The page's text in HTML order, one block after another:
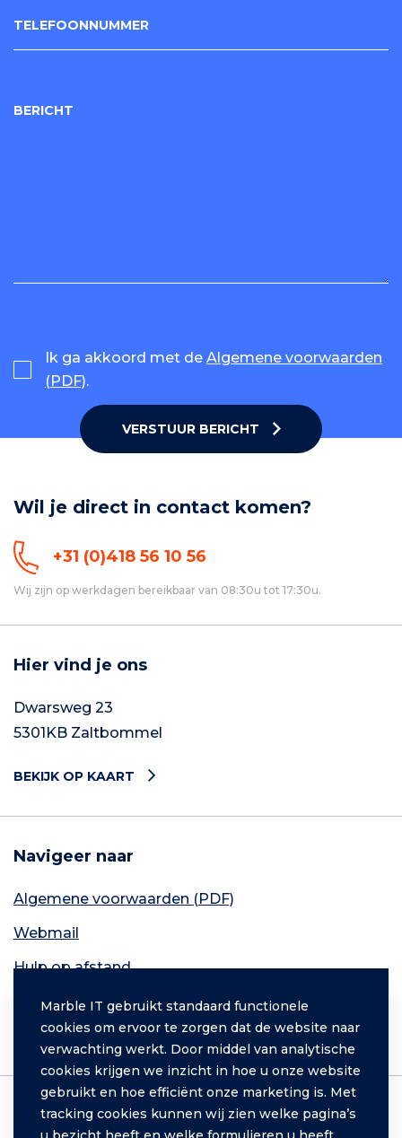
TELEFOONNUMMER
BERICHT
Ik ga akkoord met de Algemene voorwaarden
(PDF).
VERSTUUR BERICHT
Wil je direct in contact komen?
+31 (0)418 56 10 56
Wij zijn op werkdagen bereikbaar van 08:30u tot 17:30u.
Hier vind je ons
Dwarsweg 23
5301KB Zaltbommel
BEKIJK OP KAART
Navigeer naar
Algemene voorwaarden (PDF)
Webmail
Hulp op afstand
Contact
Inloggen
Marble IT gebruikt standaard functionele
cookies om ervoor te zorgen dat de website naar
verwachting werkt. Door middel van analytische
cookies krijgen we inzicht in hoe u onze website
gebruikt en hoe efficiënt onze marketing is. Met
tracking cookies kunnen wij zien welke pagina’s